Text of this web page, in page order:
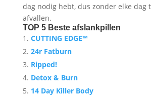
dag nodig hebt, dus zonder elke dag
afvallen.
TOP 5 Beste afslankpillen
CUTTING EDGE™
24r Fatburn
Ripped!
Detox & Burn
14 Day Killer Body